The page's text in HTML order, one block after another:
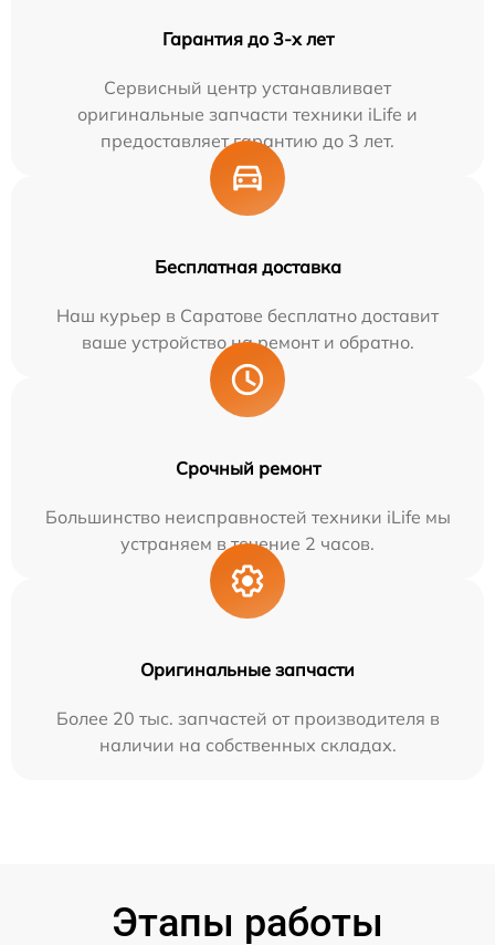
Гарантия до 3-х лет
Сервисный центр устанавливает
оригинальные запчасти техники iLife и
предоставляет гарантию до 3 лет.
Бесплатная доставка
Наш курьер в Саратове бесплатно доставит
ваше устройство на ремонт и обратно.
Срочный ремонт
Большинство неисправностей техники iLife мы
устраняем в течение 2 часов.
Оригинальные запчасти
Более 20 тыс. запчастей от производителя в
наличии на собственных складах.
Этапы работы